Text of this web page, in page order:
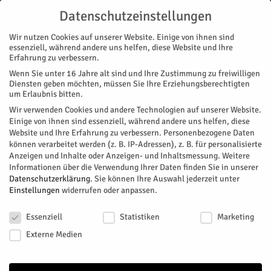
Start
« Alle Veranstaltungen
Diese Veranstaltung hat bereits stattgefunden.
10. Berufsinfo-Markt in Jülich
Datenschutzeinstellungen
Wir nutzen Cookies auf unserer Website. Einige von ihnen sind
essenziell, während andere uns helfen, diese Website und Ihre
Erfahrung zu verbessern.
Wenn Sie unter 16 Jahre alt sind und Ihre Zustimmung zu freiwilligen
Diensten geben möchten, müssen Sie Ihre Erziehungsberechtigten
um Erlaubnis bitten.
Wir verwenden Cookies und andere Technologien auf unserer Website.
Einige von ihnen sind essenziell, während andere uns helfen, diese
Website und Ihre Erfahrung zu verbessern. Personenbezogene Daten
können verarbeitet werden (z. B. IP-Adressen), z. B. für personalisierte
Anzeigen und Inhalte oder Anzeigen- und Inhaltsmessung. Weitere
Informationen über die Verwendung Ihrer Daten finden Sie in unserer
Datenschutzerklärung. Sie können Ihre Auswahl jederzeit unter
Einstellungen widerrufen oder anpassen.
Essenziell
Statistiken
Marketing
Externe Medien